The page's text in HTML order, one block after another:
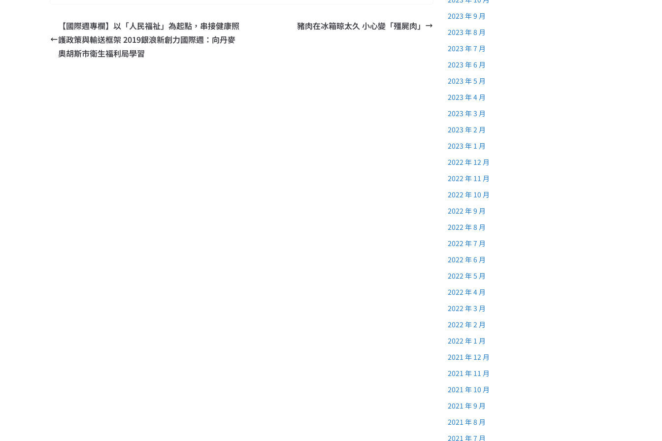
【國際週專欄】以「人民福祉」為起點，串接健康照
護政策與輸送框架 2019銀浪新創力國際週：向丹麥
奧胡斯市衛生福利局學習
豬肉在冰箱晾太久 小心變「殭屍肉」
2023 年 9 月
2023 年 8 月
2023 年 7 月
2023 年 6 月
2023 年 5 月
2023 年 4 月
2023 年 3 月
2023 年 2 月
2023 年 1 月
2022 年 12 月
2022 年 11 月
2022 年 10 月
2022 年 9 月
2022 年 8 月
2022 年 7 月
2022 年 6 月
2022 年 5 月
2022 年 4 月
2022 年 3 月
2022 年 2 月
2022 年 1 月
2021 年 12 月
2021 年 11 月
2021 年 10 月
2021 年 9 月
2021 年 8 月
2021 年 7 月